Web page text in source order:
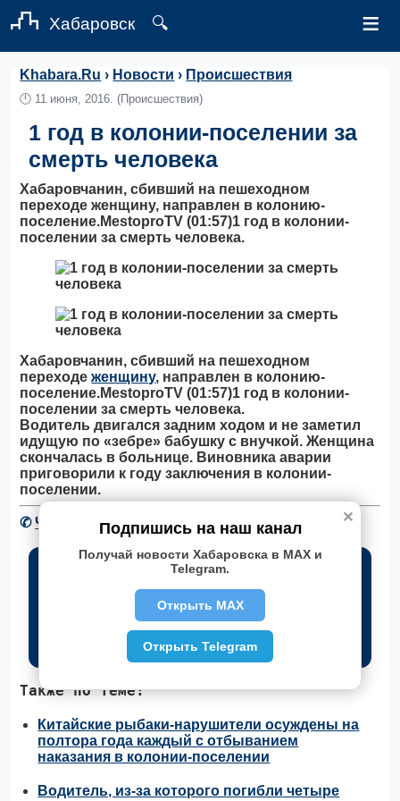
Хабаровск 🔍 ≡
Khabara.Ru › Новости › Происшествия
🕛 11 июня, 2016. (Происшествия)
1 год в колонии-поселении за
смерть человека
Хабаровчанин, сбивший на пешеходном
переходе женщину, направлен в колонию-
поселение.MestoproTV (01:57)1 год в колонии-
поселении за смерть человека.
Хабаровчанин, сбивший на пешеходном
переходеженщину, направлен в колонию-
поселение.MestoproTV (01:57)1 год в колонии-
поселении за смерть человека.
Водитель двигался задним ходом и не заметил
идущую по «зебре» бабушку с внучкой. Женщина
скончалась в больнице. Виновника аварии
приговорили к году заключения в колонии-
поселении.
✆Читать новости Хабаровска в Telegram
Также по теме:
Китайские рыбаки-нарушители осуждены на
полтора года каждый с отбыванием
наказания в колонии-поселении
Водитель, из-за которого погибли четыре
✕
Подпишись на наш канал
Получай новости Хабаровска в MAX и
Telegram.
Открыть MAX
Открыть Telegram